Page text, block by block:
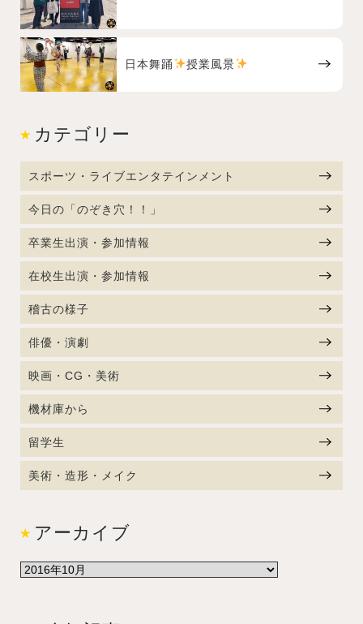
日本舞踊 授業風景
カテゴリー
スポーツ・ライブエンタテインメント
今日の「のぞき穴！！」
卒業生出演・参加情報
在校生出演・参加情報
稽古の様子
俳優・演劇
映画・CG・美術
機材庫から
留学生
美術・造形・メイク
アーカイブ